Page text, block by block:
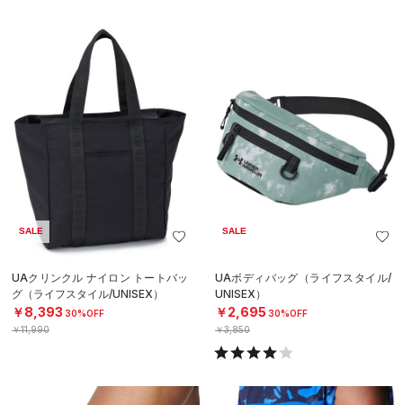
SALE
UAクリンクル ナイロン トートバッ
グ（ライフスタイル/UNISEX）
￥8,393 30%OFF
￥11,990
SALE
UAボディバッグ（ライフスタイル/
UNISEX）
￥2,695 30%OFF
￥3,850